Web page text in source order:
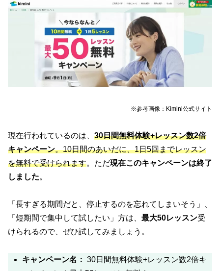
※参考画像：Kimini公式サイト
現在行われているのは、 30日間無料体験+レッスン数2倍
キャンペーン。10日間のあいだに、1日5回までレッスン
を無料で受けられます。ただ現在このキャンペーンは終了
しました。
「長すぎる期間だと、停止するのを忘れてしまいそう」、
「短期間で集中して試したい」方は、 最大50レッスン受
けられるので、ぜひ試してみましょう。
キャンペーン名： 30日間無料体験+レッスン数2倍キ